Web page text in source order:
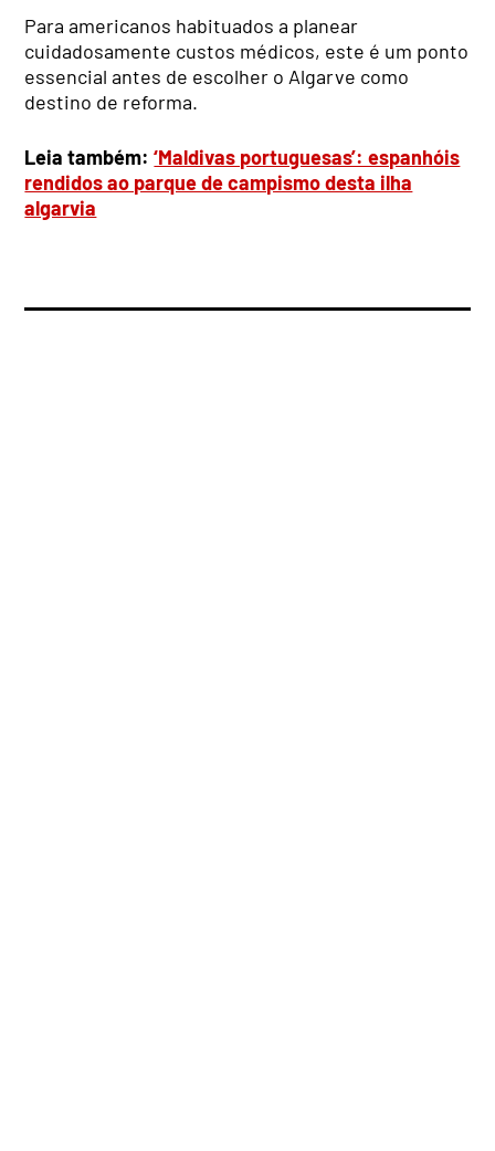
Para americanos habituados a planear
cuidadosamente custos médicos, este é um ponto
essencial antes de escolher o Algarve como
destino de reforma.
Leia também:‘Maldivas portuguesas’: espanhóis
rendidos ao parque de campismo desta ilha
algarvia